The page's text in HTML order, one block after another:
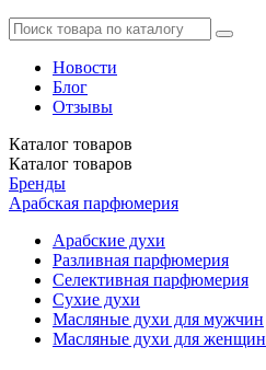
Новости
Блог
Отзывы
Каталог товаров
Каталог товаров
Бренды
Арабская парфюмерия
Арабские духи
Разливная парфюмерия
Селективная парфюмерия
Сухие духи
Масляные духи для мужчин
Масляные духи для женщин